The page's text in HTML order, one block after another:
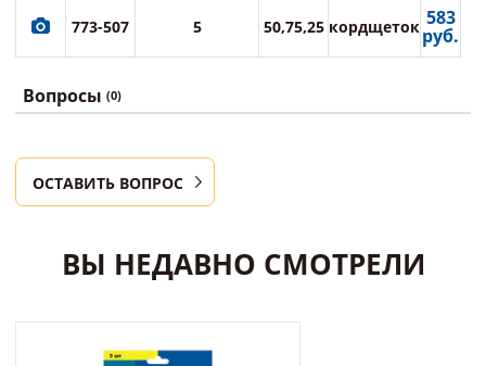
773-507 5 50,75,25 кордщеток 583
руб.
Вопросы (0)
ОСТАВИТЬ ВОПРОС
ВЫ НЕДАВНО СМОТРЕЛИ